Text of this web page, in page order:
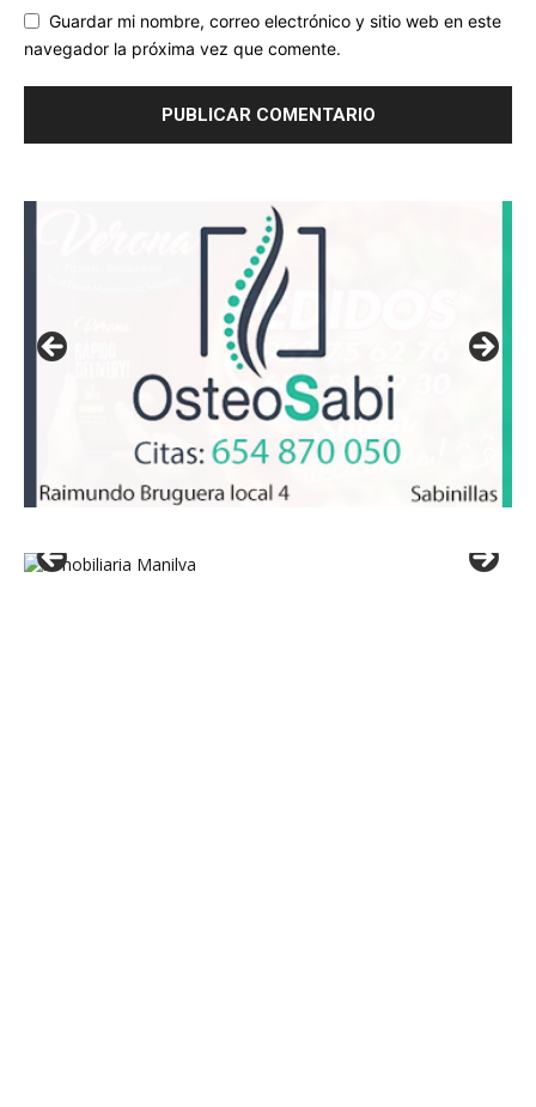
Guardar mi nombre, correo electrónico y sitio web en este
navegador la próxima vez que comente.